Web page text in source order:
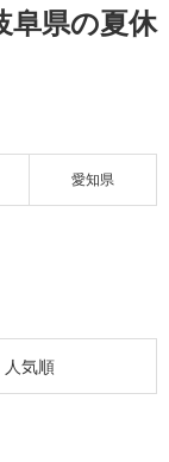
阜県の夏休
愛知県
人気順